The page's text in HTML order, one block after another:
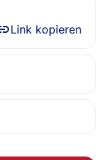
Link kopieren